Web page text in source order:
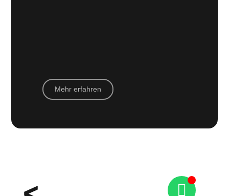
Mehr erfahren